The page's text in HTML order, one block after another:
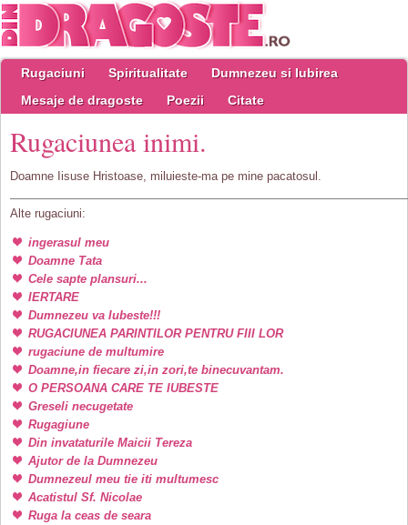
Rugaciuni Spiritualitate
Dumnezeu si Iubirea
Mesaje de dragoste
Poezii Citate
Rugaciunea inimi.
Doamne Iisuse Hristoase, miluieste-ma pe mine pacatosul.
Alte rugaciuni:
ingerasul meu
Doamne Tata
Cele sapte plansuri...
IERTARE
Dumnezeu va Iubeste!!!
RUGACIUNEA PARINTILOR PENTRU FIII LOR
rugaciune de multumire
Doamne,in fiecare zi,in zori,te binecuvantam.
O PERSOANA CARE TE IUBESTE
Greseli necugetate
Rugagiune
Din invataturile Maicii Tereza
Ajutor de la Dumnezeu
Dumnezeul meu tie iti multumesc
Acatistul Sf. Nicolae
Ruga la ceas de seara